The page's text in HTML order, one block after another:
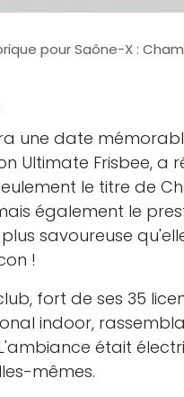
pour Saône-X :
une date
Ultimate Frisbee, a
le titre de
également le
savoureuse
!
fort de ses 35
indoor,
était
mêmes.